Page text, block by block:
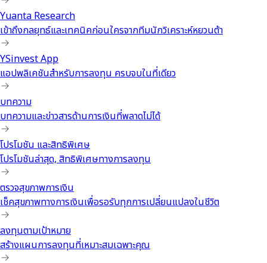
Yuanta Research
เข้าถึงกลยุทธ์และเทคนิคก่อนใครจากทีมนักวิเคราะห์หยวนต้า
YSinvest App
แอปพลิเคชันสำหรับการลงทุน ครบจบในที่เดียว
บทความ
บทความและข่าวสารด้านการเงินที่พลาดไม่ได้
โปรโมชัน และสิทธิพิเศษ
โปรโมชันล่าสุด, สิทธิพิเศษทางการลงทุน
ตรวจสุขภาพการเงิน
เช็คสุขภาพทางการเงินเพื่อรอรับทุกการเปลี่ยนแปลงในชีวิต
ลงทุนตามเป้าหมาย
สร้างแผนการลงทุนที่เหมาะสมเฉพาะคุณ